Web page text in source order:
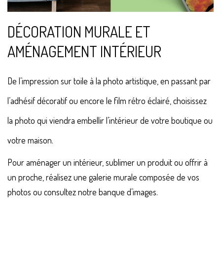
DÉCORATION MURALE ET
AMÉNAGEMENT INTÉRIEUR
De l’impression sur toile à la photo artistique, en passant par
l’adhésif décoratif ou encore le film rétro éclairé, choisissez
la photo qui viendra embellir l’intérieur de votre boutique ou
votre maison.
Pour aménager un intérieur, sublimer un produit ou offrir à
un proche, réalisez une galerie murale composée de vos
photos ou consultez notre banque d’images.